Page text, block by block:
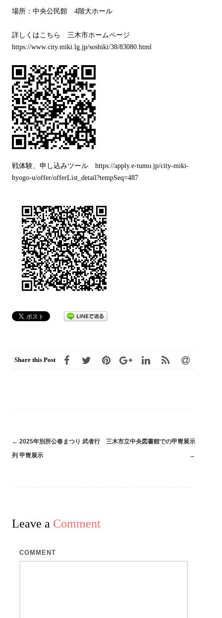
場所：中央公民館 4階大ホール
詳しくはこちら 三木市ホームページ
https://www.city.miki.lg.jp/soshiki/38/83080.html
戦体験、申し込みツール https://apply.e-tumo.jp/city-miki-
hyogo-u/offer/offerList_detail?tempSeq=487
Share this Post
Post
← 2025年別所公春まつり 武者行
列 甲冑展示
三木市立中央図書館での甲冑展示
→
Leave a Comment
COMMENT